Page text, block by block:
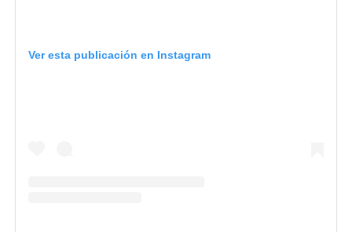
Ver esta publicación en Instagram